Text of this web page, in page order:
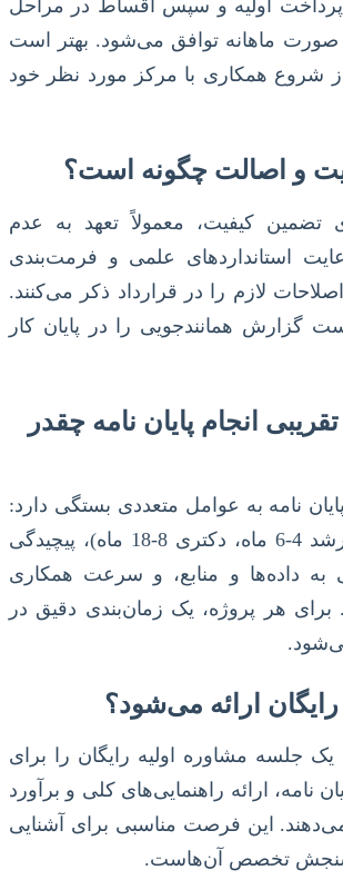
پرداخت اولیه و سپس اقساط در مراحل
صورت ماهانه توافق می‌شود. بهتر است
شروع همکاری با مرکز مورد نظر خود
تضمین کیفیت، معمولاً تعهد به عدم
استانداردهای علمی و فرمت‌بندی
لازم را در قرارداد ذکر می‌کنند.
گزارش همانندجویی را در پایان کار
انجام پایان نامه چقدر
نامه به عوامل متعددی بستگی دارد:
مقطع تحصیلی (ارشد 4-6 ماه، دکتری 8-18 ماه)، پیچیدگی
داده‌ها و منابع، و سرعت همکاری
برای هر پروژه، یک زمان‌بندی دقیق در
یک جلسه مشاوره اولیه رایگان را برای
نامه، ارائه راهنمایی‌های کلی و برآورد
می‌دهند. این فرصت مناسبی برای آشنایی
سنجش تخصص آن‌هاست.